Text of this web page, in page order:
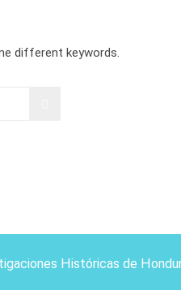
different keywords.
Históricas de